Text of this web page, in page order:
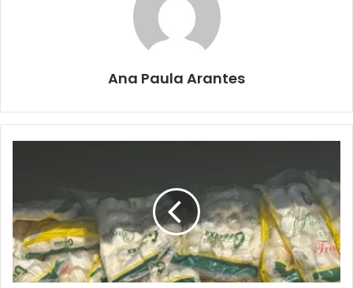
Ana Paula Arantes